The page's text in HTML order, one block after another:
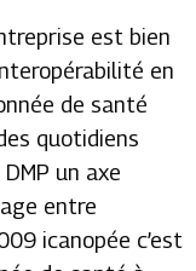
est bien
en
de santé
quotidiens
un axe
entre
icanopée c’est